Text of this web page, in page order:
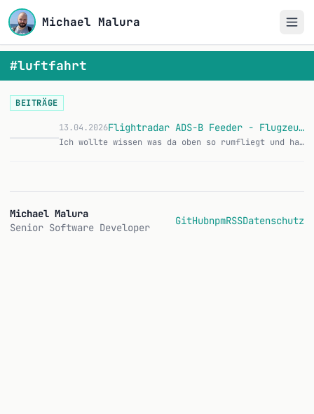
Michael Malura
#luftfahrt
BEITRÄGE
13.04.2026 Flightradar ADS-B Feeder - Flugzeuge tracken vom Dach
Ich wollte wissen was da oben so rumfliegt und hab mich erst für ein kostenloses Flightradar24 Empfänger-Kit beworben. Die haben mich abgelehnt. Also hab ich ei…
Michael Malura
Senior Software Developer
GitHubnpmRSSDatenschutz